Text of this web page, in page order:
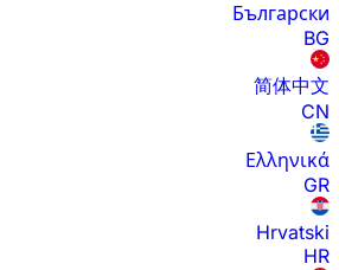
Български
BG
简体中文
CN
Ελληνικά
GR
Hrvatski
HR